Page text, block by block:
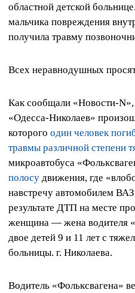
областной детской
мальчика повреждения
получила травму
Всех неравнодушных
Как сообщали «Новости-N»,
«Одесса-Николаев»
которого один человек
травмы различной степени
микроавтобуса
полосу движения, где
навстречу автомобилем
результате ДТП на месте
женщина — жена водителя
двое детей 9 и 11 лет с
больницы. г. Николаева.
Водитель «Фольксвагена»